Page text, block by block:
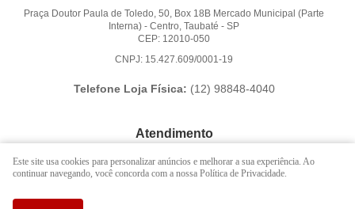
Praça Doutor Paula de Toledo, 50, Box 18B Mercado Municipal (Parte
Interna) -Centro, Taubaté -SP
CEP: 12010-050
CNPJ: 15.427.609/0001-19
Telefone Loja Física: (12) 98848-4040
Atendimento
(12) 3621-6262
(12)98848-4040
Este site usa cookies para personalizar anúncios e melhorar a sua experiência. Ao
continuar navegando, você concorda com a nossa Política de Privacidade.